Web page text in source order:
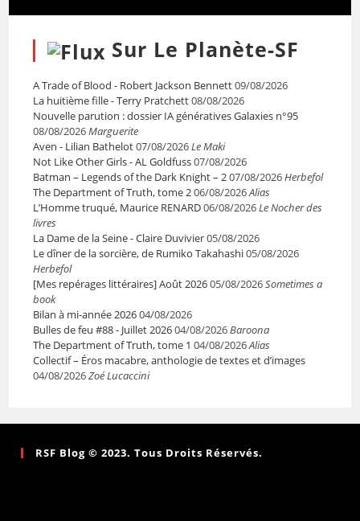
Sur Le Planète-SF
A Trade of Blood - Robert Jackson Bennett09/08/2026
La huitième fille - Terry Pratchett08/08/2026
Nouvelle parution : dossier IA génératives Galaxies n°95
08/08/2026Marguerite
Aven - Lilian Bathelot07/08/2026Le Maki
Not Like Other Girls - AL Goldfuss07/08/2026
Batman – Legends of the Dark Knight – 207/08/2026Herbefol
The Department of Truth, tome 206/08/2026Alias
L’Homme truqué, Maurice RENARD06/08/2026Le Nocher des
livres
La Dame de la Seine - Claire Duvivier05/08/2026
Le dîner de la sorcière, de Rumiko Takahashi05/08/2026
Herbefol
[Mes repérages littéraires] Août 202605/08/2026Sometimes a
book
Bilan à mi-année 202604/08/2026
Bulles de feu #88 - Juillet 202604/08/2026Baroona
The Department of Truth, tome 1 04/08/2026Alias
Collectif – Éros macabre, anthologie de textes et d’images
04/08/2026Zoé Lucaccini
RSF Blog © 2023. Tous Droits Réservés.